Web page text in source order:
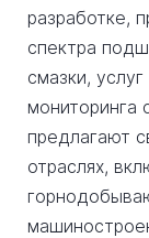
разработке,
спектра
смазки,
мониторинга
предлагают
отраслях,